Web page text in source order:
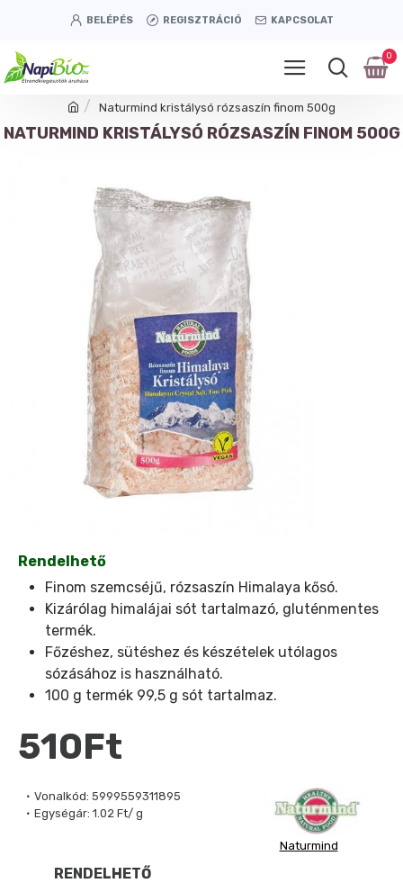
BELÉPÉS REGISZTRÁCIÓ KAPCSOLAT
0
Naturmind kristálysó rózsaszín finom 500g
NATURMIND KRISTÁLYSÓ RÓZSASZÍN FINOM 500G
Vonalkód: 5999559311895
Egységár: 1.02 Ft/ g
Naturmind
Rendelhető
510Ft
Finom szemcséjű, rózsaszín Himalaya kősó.
Kizárólag himalájai sót tartalmazó, gluténmentes
termék.
Főzéshez, sütéshez és készételek utólagos
sózásához is használható.
100 g termék 99,5 g sót tartalmaz.
RENDELHETŐ